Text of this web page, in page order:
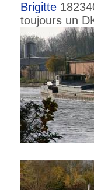
Brigitte
toujours un